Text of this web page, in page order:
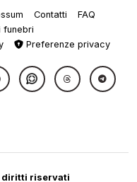
Contatti
FAQ
funebri
Preferenze privacy
diritti riservati